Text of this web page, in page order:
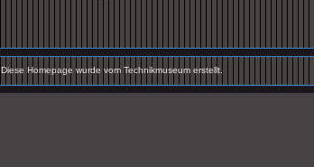
Diese Homepage wurde vom Technikmuseum erstellt.